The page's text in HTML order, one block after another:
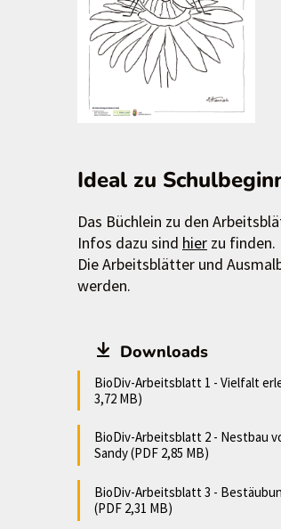
Ideal zu
Das Büchlein zu den
Infos dazu sind hier zu finden.
Die Arbeitsblätter und
werden.
Downloads
BioDiv-Arbeitsblatt 1 - Vielfalt
3,72 MB)
BioDiv-Arbeitsblatt 2 - Nestbau
Sandy (PDF 2,85 MB)
BioDiv-Arbeitsblatt 3 -
(PDF 2,31 MB)